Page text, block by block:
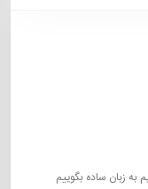
زبان ساده بگوییم